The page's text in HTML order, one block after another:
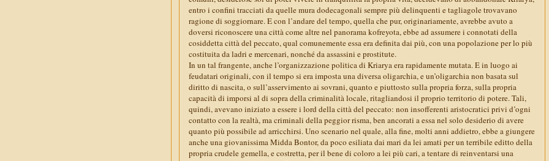
entro i confini tracciati da quelle mura dodecagonali sempre più delinquenti e tagliagole trovavano
ragione di soggiornare. E con l’andare del tempo, quella che pur, originariamente, avrebbe avuto a
doversi riconoscere una città come altre nel panorama kofreyota, ebbe ad assumere i connotati della
cosiddetta città del peccato, qual comunemente essa era definita dai più, con una popolazione per lo più
costituita da ladri e mercenari, nonché da assassini e prostitute.
In un tal frangente, anche l’organizzazione politica di Kriarya era rapidamente mutata. E in luogo ai
feudatari originali, con il tempo si era imposta una diversa oligarchia, e un’oligarchia non basata sul
diritto di nascita, o sull’asservimento ai sovrani, quanto e piuttosto sulla propria forza, sulla propria
capacità di imporsi al di sopra della criminalità locale, ritagliandosi il proprio territorio di potere. Tali,
quindi, avevano iniziato a essere i lord della città del peccato: non insofferenti aristocratici privi d’ogni
contatto con la realtà, ma criminali della peggior risma, ben ancorati a essa nel solo desiderio di avere
quanto più possibile ad arricchirsi. Uno scenario nel quale, alla fine, molti anni addietro, ebbe a giungere
anche una giovanissima Midda Bontor, da poco esiliata dai mari da lei amati per un terribile editto della
propria crudele gemella, e costretta, per il bene di coloro a lei più cari, a tentare di reinventarsi una